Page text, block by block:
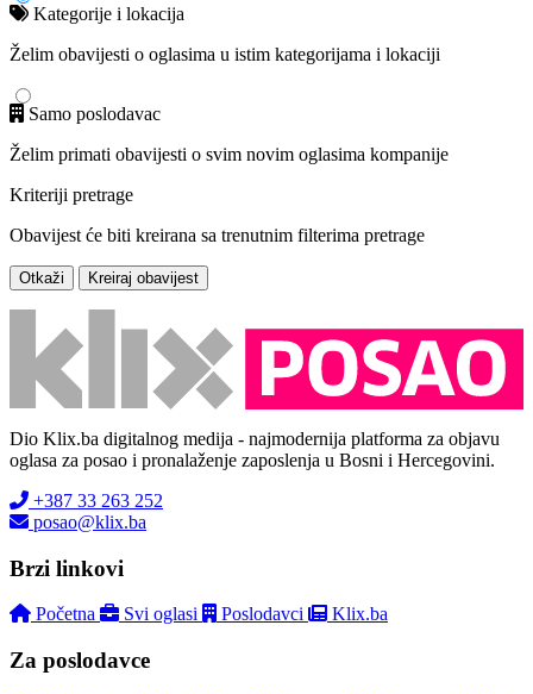
Kategorije i lokacija
Želim obavijesti o oglasima u istim kategorijama i lokaciji
Samo poslodavac
Želim primati obavijesti o svim novim oglasima kompanije
Kriteriji pretrage
Obavijest će biti kreirana sa trenutnim filterima pretrage
Otkaži Kreiraj obavijest
Dio Klix.ba digitalnog medija - najmodernija platforma za objavu
oglasa za posao i pronalaženje zaposlenja u Bosni i Hercegovini.
+387 33 263 252
posao@klix.ba
Brzi linkovi
Početna Svi oglasi Poslodavci Klix.ba
Za poslodavce